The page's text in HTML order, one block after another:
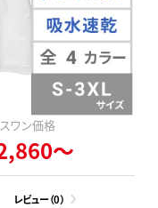
ワン価格
～
レビュー（0）